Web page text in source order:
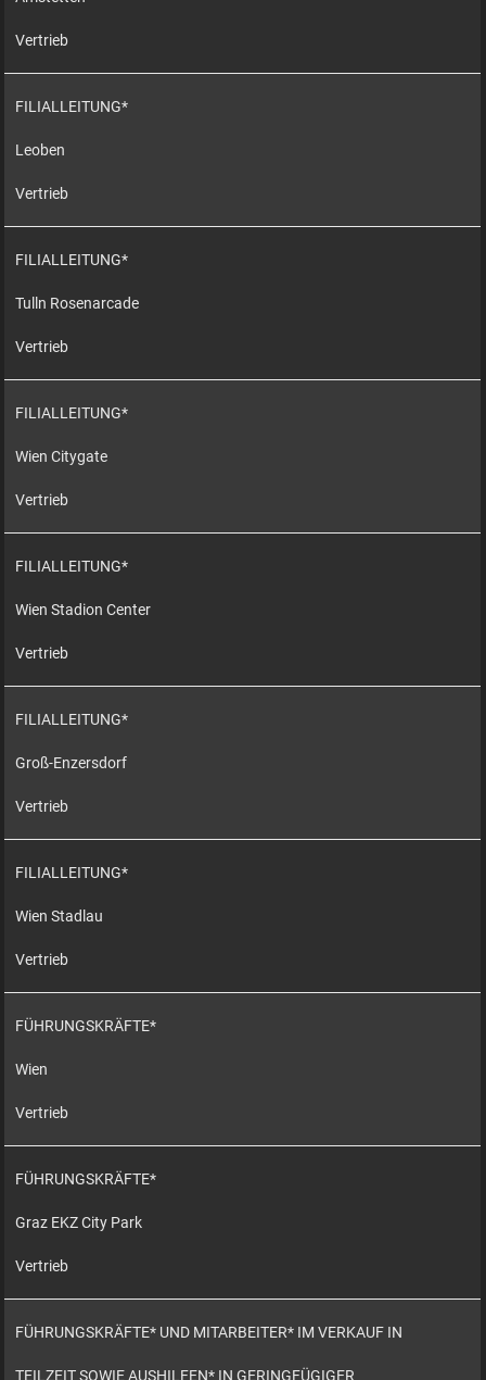
Vertrieb
FILIALLEITUNG*
Leoben
Vertrieb
FILIALLEITUNG*
Tulln Rosenarcade
Vertrieb
FILIALLEITUNG*
Wien Citygate
Vertrieb
FILIALLEITUNG*
Wien Stadion Center
Vertrieb
FILIALLEITUNG*
Groß-Enzersdorf
Vertrieb
FILIALLEITUNG*
Wien Stadlau
Vertrieb
FÜHRUNGSKRÄFTE*
Wien
Vertrieb
FÜHRUNGSKRÄFTE*
Graz EKZ City Park
Vertrieb
FÜHRUNGSKRÄFTE* UND MITARBEITER* IM VERKAUF IN
TEILZEIT SOWIE AUSHILFEN* IN GERINGFÜGIGER